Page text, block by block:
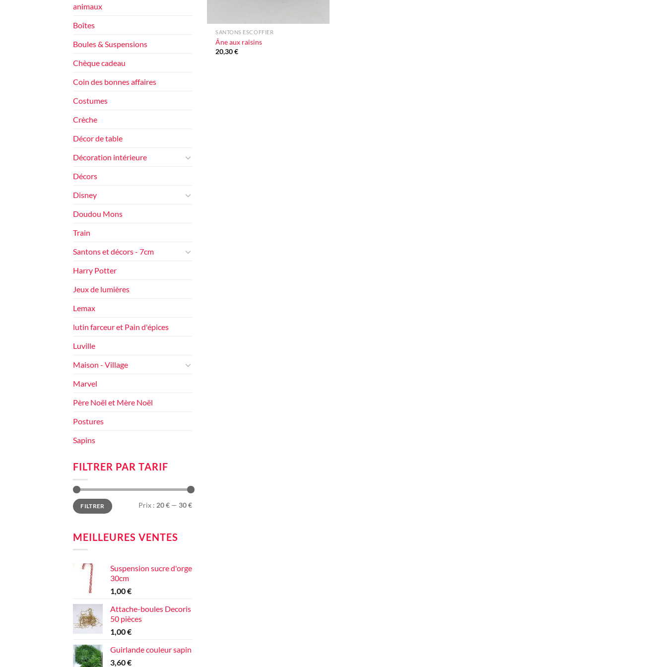
animaux
Boîtes
Boules & Suspensions
Chèque cadeau
Coin des bonnes affaires
Costumes
Crèche
Décor de table
Décoration intérieure
Décors
Disney
Doudou Mons
Train
Santons et décors - 7cm
Harry Potter
Jeux de lumières
Lemax
lutin farceur et Pain d'épices
Luville
Maison - Village
Marvel
Père Noël et Mère Noël
Postures
Sapins
FILTRER PAR TARIF
Prix
min
Prix
maxFILTRER Prix : 20 € — 30 €
MEILLEURES VENTES
Suspension sucre d'orge
30cm
1,00€
Attache-boules Decoris
50 pièces
1,00€
Guirlande couleur sapin
3,60€
SANTONS ESCOFFIER
Âne aux raisins
20,30€